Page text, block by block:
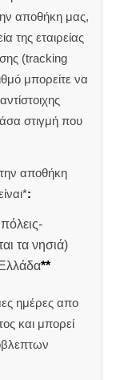
αποθήκη μας,
της εταιρείας
(tracking
μπορείτε να
στιγμή που
αποθήκη
:
τα νησιά)
**
ημέρες απο
και μπορεί